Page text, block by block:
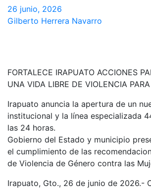
26 junio, 2026
Gilberto Herrera Navarro
FORTALECE IRAPUATO ACCIONES
UNA VIDA LIBRE DE VIOLENCIA
Irapuato anuncia la apertura de un
institucional y la línea especializada
las 24 horas.
Gobierno del Estado y municipio
el cumplimiento de las
de Violencia de Género contra las
Irapuato, Gto., 26 de junio de 2026.-